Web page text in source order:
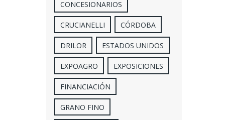
CONCESIONARIOS
CRUCIANELLI CÓRDOBA
DRILOR ESTADOS UNIDOS
EXPOAGRO EXPOSICIONES
FINANCIACIÓN
GRANO FINO